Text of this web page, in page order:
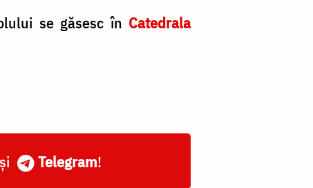
se găsesc în Catedrala
și Telegram!